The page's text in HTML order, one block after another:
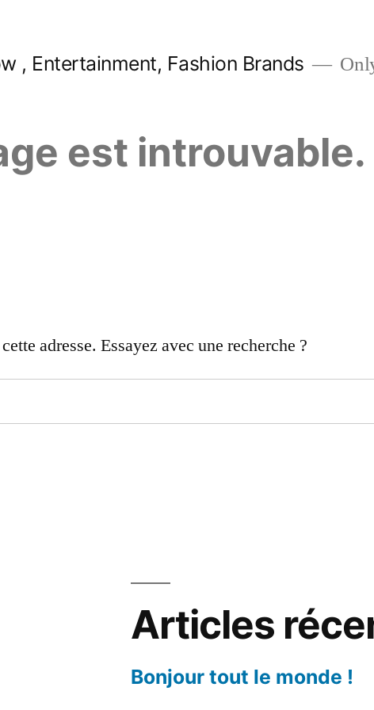
, Entertainment, Fashion Brands
est introuvable.
adresse. Essayez avec une recherche ?
Articles
Bonjour tout le monde !